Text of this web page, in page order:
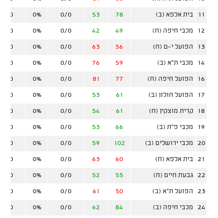
11 בית אלפא (ב) 78
53
0/0
0%
0/0
12 מכבי חיפה (ח) 49
42
0/0
0%
0/0
13 הפועל י-ם (ח) 56
63
0/0
0%
0/0
14 מכבי ת"א (ב) 59
76
0/0
0%
0/0
16 הפועל חיפה (ח) 77
81
0/0
0%
0/0
17 הפועל חולון (ב) 61
53
0/0
0%
0/0
18 קרית מוצקין (ח) 61
54
0/0
0%
0/0
19 מכבי פ"ת (ב) 66
53
0/0
0%
0/0
20 מכבי ירושלים (ב) 102
59
0/0
0%
0/0
21 בית אלפא (ח) 60
63
0/0
0%
0/0
22 גבעת חיים (ח) 55
52
0/0
0%
0/0
23 הפועל ת"א (ב) 50
61
0/0
0%
0/0
24 מכבי חיפה (ב) 84
62
0/0
0%
0/0